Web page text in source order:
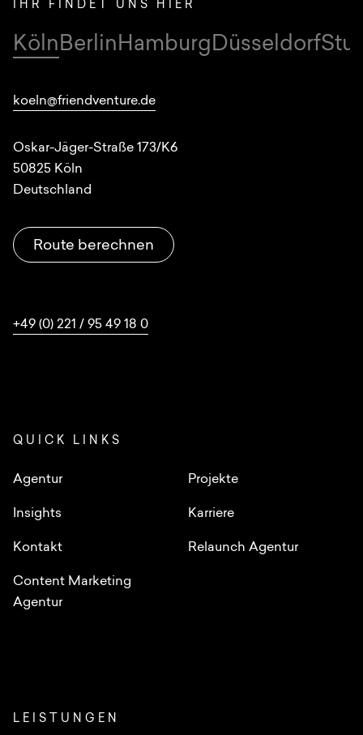
IHR FINDET UNS HIER
Standorte
KölnBerlinHamburgDüsseldorf
koeln@friendventure.de
Oskar-Jäger-Straße 173/K6
50825 Köln
Deutschland
Route berechnen
+49 (0) 221 / 95 49 18 0
LEISTUNGEN
QUICK LINKS
Agentur Projekte
Insights Karriere
Kontakt Relaunch Agentur
Content Marketing
Agentur